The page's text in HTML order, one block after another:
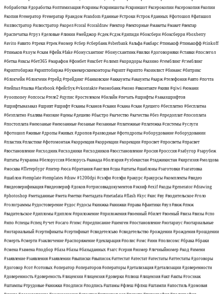
#обработки #доработка #оптимизация #скрины #скриншоты #скриншот #ксерокопии #ксерокопия #копии
#копия #генератор #генератар #рандом #random #данные #строки #строк #данных #фотошоп #фаташоп
#иллюстратор #илюстратор #корел #coral #coraldraw #вектор #векторные #макеты #макет #вектар
#распечатка #груз #деловые #линии #мейджор #сдек #сдэк #дипиди #боксбери #боксберри #boxberry
#avito #авито #треки #трек #номер #сбер #сбербанк #sberbank #альфа #акбарс #тинькоф #тинькофф #tinkoff
#тиньков #хоум #скам #фейк #fake #бонусхантинг #бонусхантинк #вилки #договорняки #ставки #послегол
#бетка #иксы #бет365 #марафон #фонбет #иксбет #олимп #коридоры #казино #гемблинг #гэмблинг
#криптобиржи #криптобиржа #букмекерскиеконторы #крипт #крипто #коинлист #бинанс #битрикс
#блокчейн #блокчеин #трейд #трейдинг #банковские #аккаунты #акаунты #карж #телефония #авто #почта
#пейпал #палка #facebook #фейсбук #vkontakte #монобанк #моно #вконтакте #киви #qiwi #юмани
#yoomoney #опсосы #теле2 #цупис #ростелеком #билайн #печать #шрифты #заказшрифтов
#шрифтыназаказ #шривт #шрифт #сканы #сканов #скани #скана #скан #дешего #бесплатно #бесплатна
#безплатно #халява #низкие #цены #дешево #быстро #качество #качества #без #предоплат #посоплата
#постоплата #неюзаные #неюзанные #юзаные #юзанные #платежные #платежка #системы #услуги
#фотошоп #живые #дропы #живых #дропов #разводные #фотодропы #оборудование #оборудовании
#пластик #пластике #фотомонтаж #коррекция #коррекции #корекции #просвет #просветы #прасвет
#востановление #исходник #исходники #исходников #восстановление #росия #росссия #забугор #зарубеж
#штаты #украина #белоруссия #белорусь #канада #болгария #узбекистан #таджикистан #киргизия #молдова
#москва #Петербург #питер #юса #британия #англия #сша #штаты #шаблоны #заготовки #загатовка
#шаблон #template #templates #draw #1200dpi #сэлфи #селфи #ракурс #ракурсы #комплекты #видео
#видеоверификация #видеовериф #доков #отрисовкадокументов #экзиф #exif #коды #generator #drawing
#photoshop #метаданные #мета #метки #метадата #metadata #flash #kyc #кис #ву #водительское #голо
#голограммы #удостоверение #удос #удосы #кинжка #книжки #права #фантики #вул #внж #пмж
#вадительское #дипломы #диплом #приложение #приложения #военный #билет #военый #виза #визы #спо
#нпо #спецы #спец #учет #осаго #гимс #предписание #шенген #постановление #нотариус #нотариальные
#нотариальный #сертификаты #сертификат #свидетелсьво #свидетельство #рождении #рождения #рошдении
#смерть #смерти #заключение #распоряжение #декларация #полис #омс #инн #полисомс #брака #браки
#смена #замена #подбор #база #базы #базыданных #загс #серия #номер #личныйномер #код #имени
#заявление #заявления #заявлении #выписки #выписок #аттестат #атестат #атестаты #аттестаты #договоры
#договор #сот #сотовых #оператор #операторов #операторы #детализация #детализации #доверенности
#доверенность #довереность #лицензии #лицензия #доверки #плюш #лицензия #акт #акты #госзнак
#штампы #трудовые #книжки #подписи #подпись #штамы #флеш #флэш #штампи #апостиль #домовая